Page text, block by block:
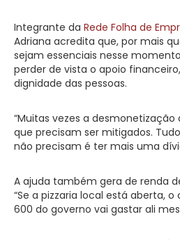
Integrante da Rede Folha de
Adriana acredita que, por mais
sejam essenciais nesse
perder de vista o apoio
dignidade das pessoas.
“Muitas vezes a desmonetização
que precisam ser mitigados.
não precisam é ter mais uma
A ajuda também gera de renda
“Se a pizzaria local está aberta,
600 do governo vai gastar ali